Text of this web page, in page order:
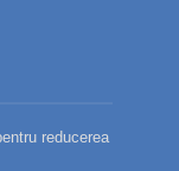
reducerea